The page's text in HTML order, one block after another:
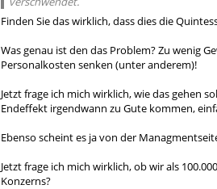
Finden Sie das wirklich, dass dies die
Was genau ist den das Problem? Zu wenig
Personalkosten senken (unter anderem)!
Jetzt frage ich mich wirklich, wie das gehen
Endeffekt irgendwann zu Gute kommen,
Ebenso scheint es ja von der
Jetzt frage ich mich wirklich, ob wir als
Konzerns?